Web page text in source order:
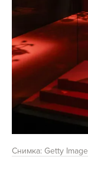
Снимка: Getty